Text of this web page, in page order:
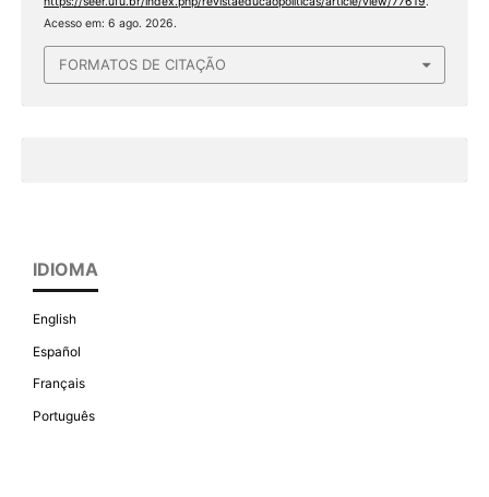
Acesso em: 6 ago. 2026.
FORMATOS DE CITAÇÃO
IDIOMA
English
Español
Français
Português